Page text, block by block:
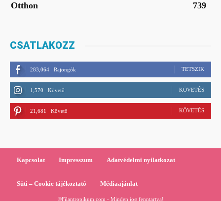
Otthon
739
CSATLAKOZZ
283,064 Rajongók TETSZIK
1,570 Követő KÖVETÉS
21,681 Követő KÖVETÉS
Kapcsolat Impresszum Adatvédelmi nyilatkozat
Süti – Cookie tájékoztató Médiaajánlat
©Filantropikum.com - Minden jog fenntartva!